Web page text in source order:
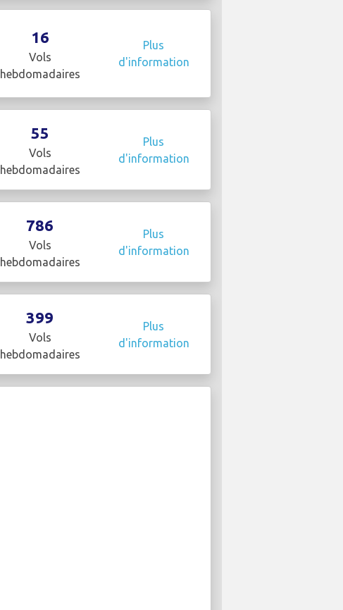
16
Vols
hebdomadaires
Plus
d'information
55
Vols
hebdomadaires
Plus
d'information
786
Vols
hebdomadaires
Plus
d'information
399
Vols
hebdomadaires
Plus
d'information